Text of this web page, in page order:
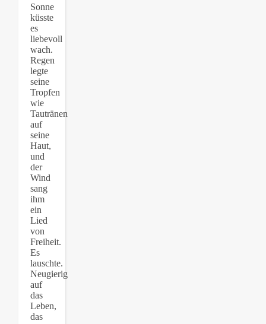
Sonne
küsste
es
liebevoll
wach.
Regen
legte
seine
Tropfen
wie
Tautränen
auf
seine
Haut,
und
der
Wind
sang
ihm
ein
Lied
von
Freiheit.
Es
lauschte.
Neugierig
auf
das
Leben,
das